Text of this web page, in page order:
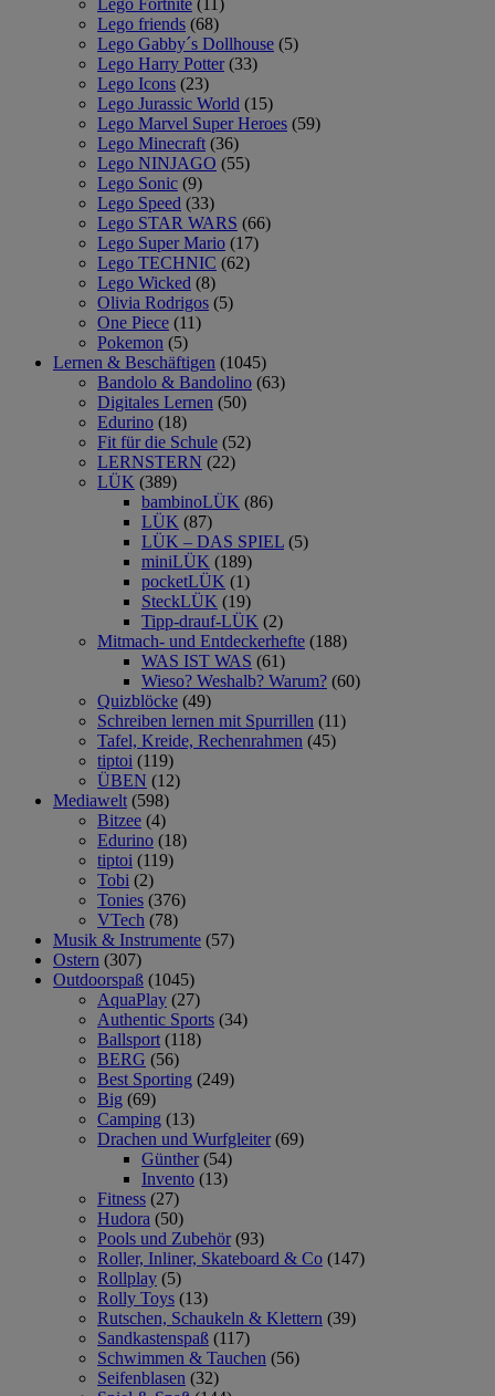
Lego friends (68)
Lego Gabby´s Dollhouse (5)
Lego Harry Potter (33)
Lego Icons (23)
Lego Jurassic World (15)
Lego Marvel Super Heroes (59)
Lego Minecraft (36)
Lego NINJAGO (55)
Lego Sonic (9)
Lego Speed (33)
Lego STAR WARS (66)
Lego Super Mario (17)
Lego TECHNIC (62)
Lego Wicked (8)
Olivia Rodrigos (5)
One Piece (11)
Pokemon (5)
Lernen & Beschäftigen (1045)
Bandolo & Bandolino (63)
Digitales Lernen (50)
Edurino (18)
Fit für die Schule (52)
LERNSTERN (22)
LÜK (389)
bambinoLÜK (86)
LÜK (87)
LÜK – DAS SPIEL (5)
miniLÜK (189)
pocketLÜK (1)
SteckLÜK (19)
Tipp-drauf-LÜK (2)
Mitmach- und Entdeckerhefte (188)
WAS IST WAS (61)
Wieso? Weshalb? Warum? (60)
Quizblöcke (49)
Schreiben lernen mit Spurrillen (11)
Tafel, Kreide, Rechenrahmen (45)
tiptoi (119)
ÜBEN (12)
Mediawelt (598)
Bitzee (4)
Edurino (18)
tiptoi (119)
Tobi (2)
Tonies (376)
VTech (78)
Musik & Instrumente (57)
Ostern (307)
Outdoorspaß (1045)
AquaPlay (27)
Authentic Sports (34)
Ballsport (118)
BERG (56)
Best Sporting (249)
Big (69)
Camping (13)
Drachen und Wurfgleiter (69)
Günther (54)
Invento (13)
Fitness (27)
Hudora (50)
Pools und Zubehör (93)
Roller, Inliner, Skateboard & Co (147)
Rollplay (5)
Rolly Toys (13)
Rutschen, Schaukeln & Klettern (39)
Sandkastenspaß (117)
Schwimmen & Tauchen (56)
Seifenblasen (32)